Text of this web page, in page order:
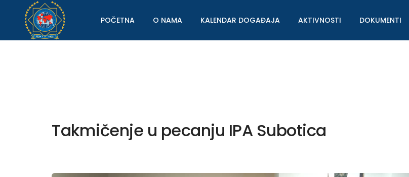
POČETNA O NAMA KALENDAR DOGAĐAJA AKTIVNOSTI DOKUMENTI
Takmičenje u pecanju IPA Subotica